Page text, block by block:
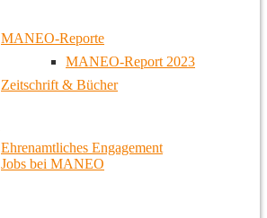
MANEO-Reporte
MANEO-Report 2023
Zeitschrift & Bücher
Ehrenamtliches Engagement
Jobs bei MANEO